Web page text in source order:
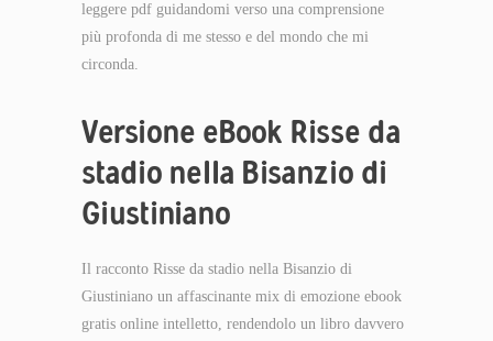
leggere pdf guidandomi verso una comprensione
più profonda di me stesso e del mondo che mi
circonda.
Versione eBook Risse da
stadio nella Bisanzio di
Giustiniano
Il racconto Risse da stadio nella Bisanzio di
Giustiniano un affascinante mix di emozione ebook
gratis online intelletto, rendendolo un libro davvero